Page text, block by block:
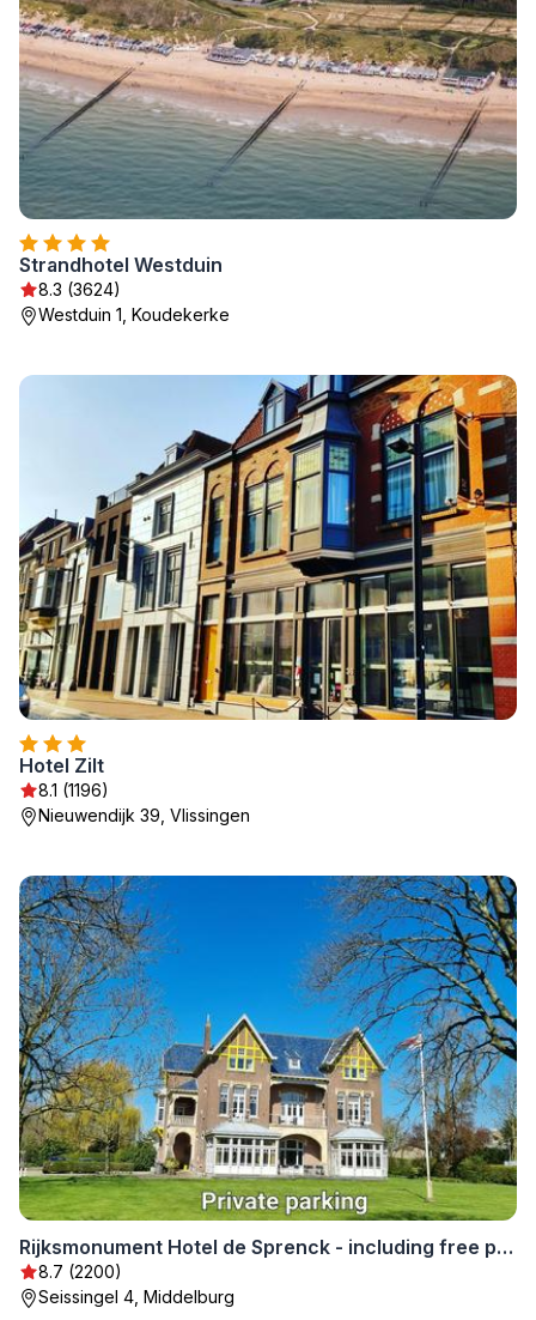
Strandhotel Westduin
8.3 (3624)
Westduin 1, Koudekerke
Hotel Zilt
8.1 (1196)
Nieuwendijk 39, Vlissingen
Rijksmonument Hotel de Sprenck - including free private parking
8.7 (2200)
Seissingel 4, Middelburg